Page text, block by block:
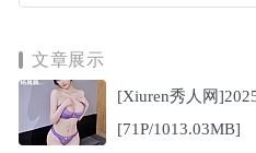
文章展示
[Xiuren秀人网
[71P/1013.03MB]